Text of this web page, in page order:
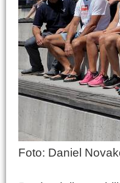
Foto: Daniel